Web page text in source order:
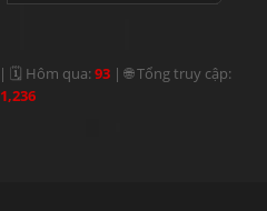
| 🗓 Hôm qua: 93 |🌐 Tổng truy cập:
1,236